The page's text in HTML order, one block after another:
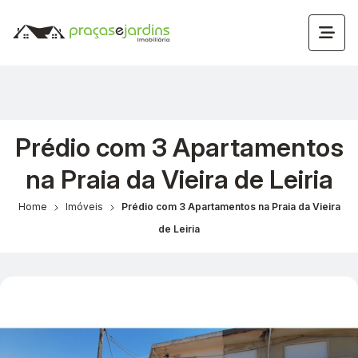
Prédio com 3 Apartamentos
na Praia da Vieira de Leiria
Home Imóveis
Prédio com 3 Apartamentos na Praia da Vieira
de Leiria